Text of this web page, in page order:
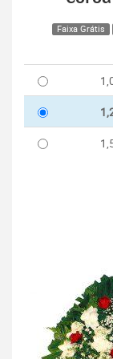
Faixa Grátis